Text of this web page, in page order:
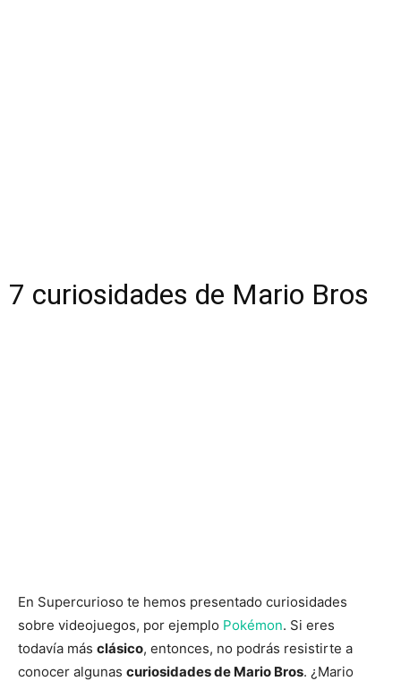
7 curiosidades de Mario Bros
En Supercurioso te hemos presentado curiosidades
sobre videojuegos, por ejemplo Pokémon. Si eres
todavía más clásico, entonces, no podrás resistirte a
conocer algunas curiosidades de Mario Bros. ¿Mario